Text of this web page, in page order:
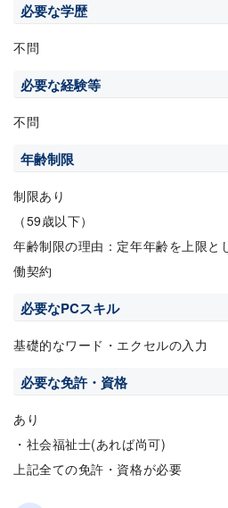
必要な学歴
不問
必要な経験等
不問
年齢制限
制限あり
（59歳以下）
年齢制限の理由：定年年齢を上限と
働契約
必要なPCスキル
基礎的なワード・エクセルの入力
必要な免許・資格
あり
・社会福祉士(あれば尚可)
上記全ての免許・資格が必要